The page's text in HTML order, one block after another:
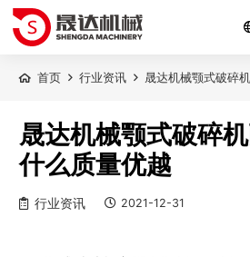
首页 行业资讯 晟达机械颚式破碎
晟达机械颚式破碎
什么质量优越
行业资讯 2021-12-31